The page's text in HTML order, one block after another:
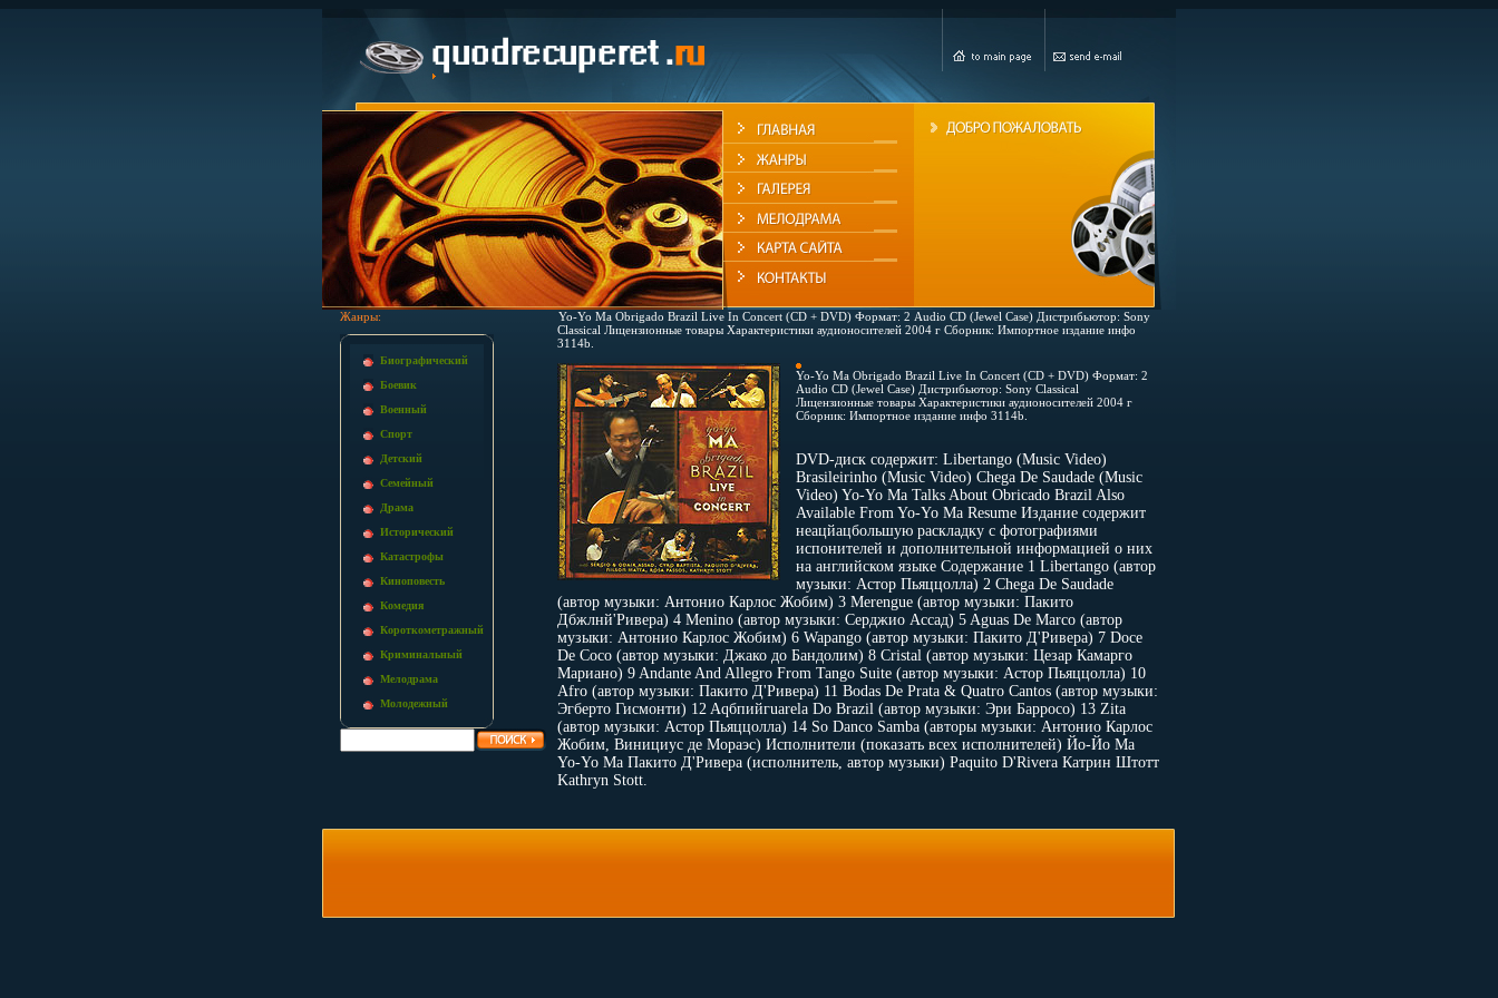
Жанры:
Биографический
Боевик
Военный
Спорт
Детский
Семейный
Драма
Исторический
Катастрофы
Киноповесть
Комедия
Короткометражный
Криминальный
Мелодрама
Молодежный
Yo-Yo Ma Obrigado Brazil Live In Concert (CD + DVD) Формат: 2 Audio CD (Jewel Case) Дистрибьютор: Sony
Classical Лицензионные товары Характеристики аудионосителей 2004 г Сборник: Импортное издание инфо
3114b.
Yo-Yo Ma Obrigado Brazil Live In Concert (CD + DVD) Формат: 2
Audio CD (Jewel Case) Дистрибьютор: Sony Classical
Лицензионные товары Характеристики аудионосителей 2004 г
Сборник: Импортное издание инфо 3114b.
DVD-диск содержит: Libertango (Music Video)
Brasileirinho (Music Video) Chega De Saudade (Music
Video) Yo-Yo Ma Talks About Obricado Brazil Also
Available From Yo-Yo Ma Resume Издание содержит
неацйацбольшую раскладку с фотографиями
испонителей и дополнительной информацией о них
на английском языке Содержание 1 Libertango (автор
музыки: Астор Пьяццолла) 2 Chega De Saudade
(автор музыки: Антонио Карлос Жобим) 3 Merengue (автор музыки: Пакито
Дбжлнй'Ривера) 4 Menino (автор музыки: Серджио Ассад) 5 Aguas De Marco (автор
музыки: Антонио Карлос Жобим) 6 Wapango (автор музыки: Пакито Д'Ривера) 7 Doce
De Coco (автор музыки: Джако до Бандолим) 8 Cristal (автор музыки: Цезар Камарго
Мариано) 9 Andante And Allegro From Tango Suite (автор музыки: Астор Пьяццолла) 10
Afro (автор музыки: Пакито Д'Ривера) 11 Bodas De Prata & Quatro Cantos (автор музыки:
Эгберто Гисмонти) 12 Aqбпийгuarela Do Brazil (автор музыки: Эри Барросо) 13 Zita
(автор музыки: Астор Пьяццолла) 14 So Danco Samba (авторы музыки: Антонио Карлос
Жобим, Винициус де Мораэс) Исполнители (показать всех исполнителей) Йо-Йо Ма
Yo-Yo Ma Пакито Д'Ривера (исполнитель, автор музыки) Paquito D'Rivera Катрин Штотт
Kathryn Stott.